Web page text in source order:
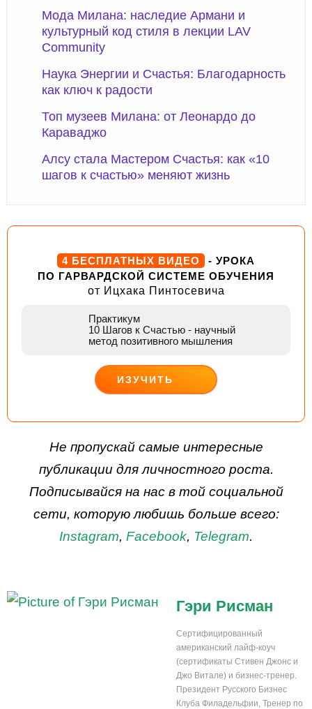
Мода Милана: наследие Армани и
культурный код стиля в лекции LAV
Community
Наука Энергии и Счастья: Благодарность
как ключ к радости
Топ музеев Милана: от Леонардо до
Караваджо
Алсу стала Мастером Счастья: как «10
шагов к счастью» меняют жизнь
4 БЕСПЛАТНЫХ ВИДЕО
- УРОКА
ПО ГАРВАРДСКОЙ СИСТЕМЕ ОБУЧЕНИЯ
от Ицхака Пинтосевича
Практикум
10 Шагов к Счастью - научный
метод позитивного мышления
ИЗУЧИТЬ
Не пропускай самые интересные
публикации для личностного роста.
Подписывайся на нас в той социальной
сети, которую любишь больше всего:
Instagram, Facebook, Telegram.
Гэри Рисман
Сертифицированный
американский лайф-коуч
(сертификаты Стивен Джонс и
Джо Витале) и бизнес-тренер.
Президент Русского Бизнес
Клуба Филадельфии, Тренер по